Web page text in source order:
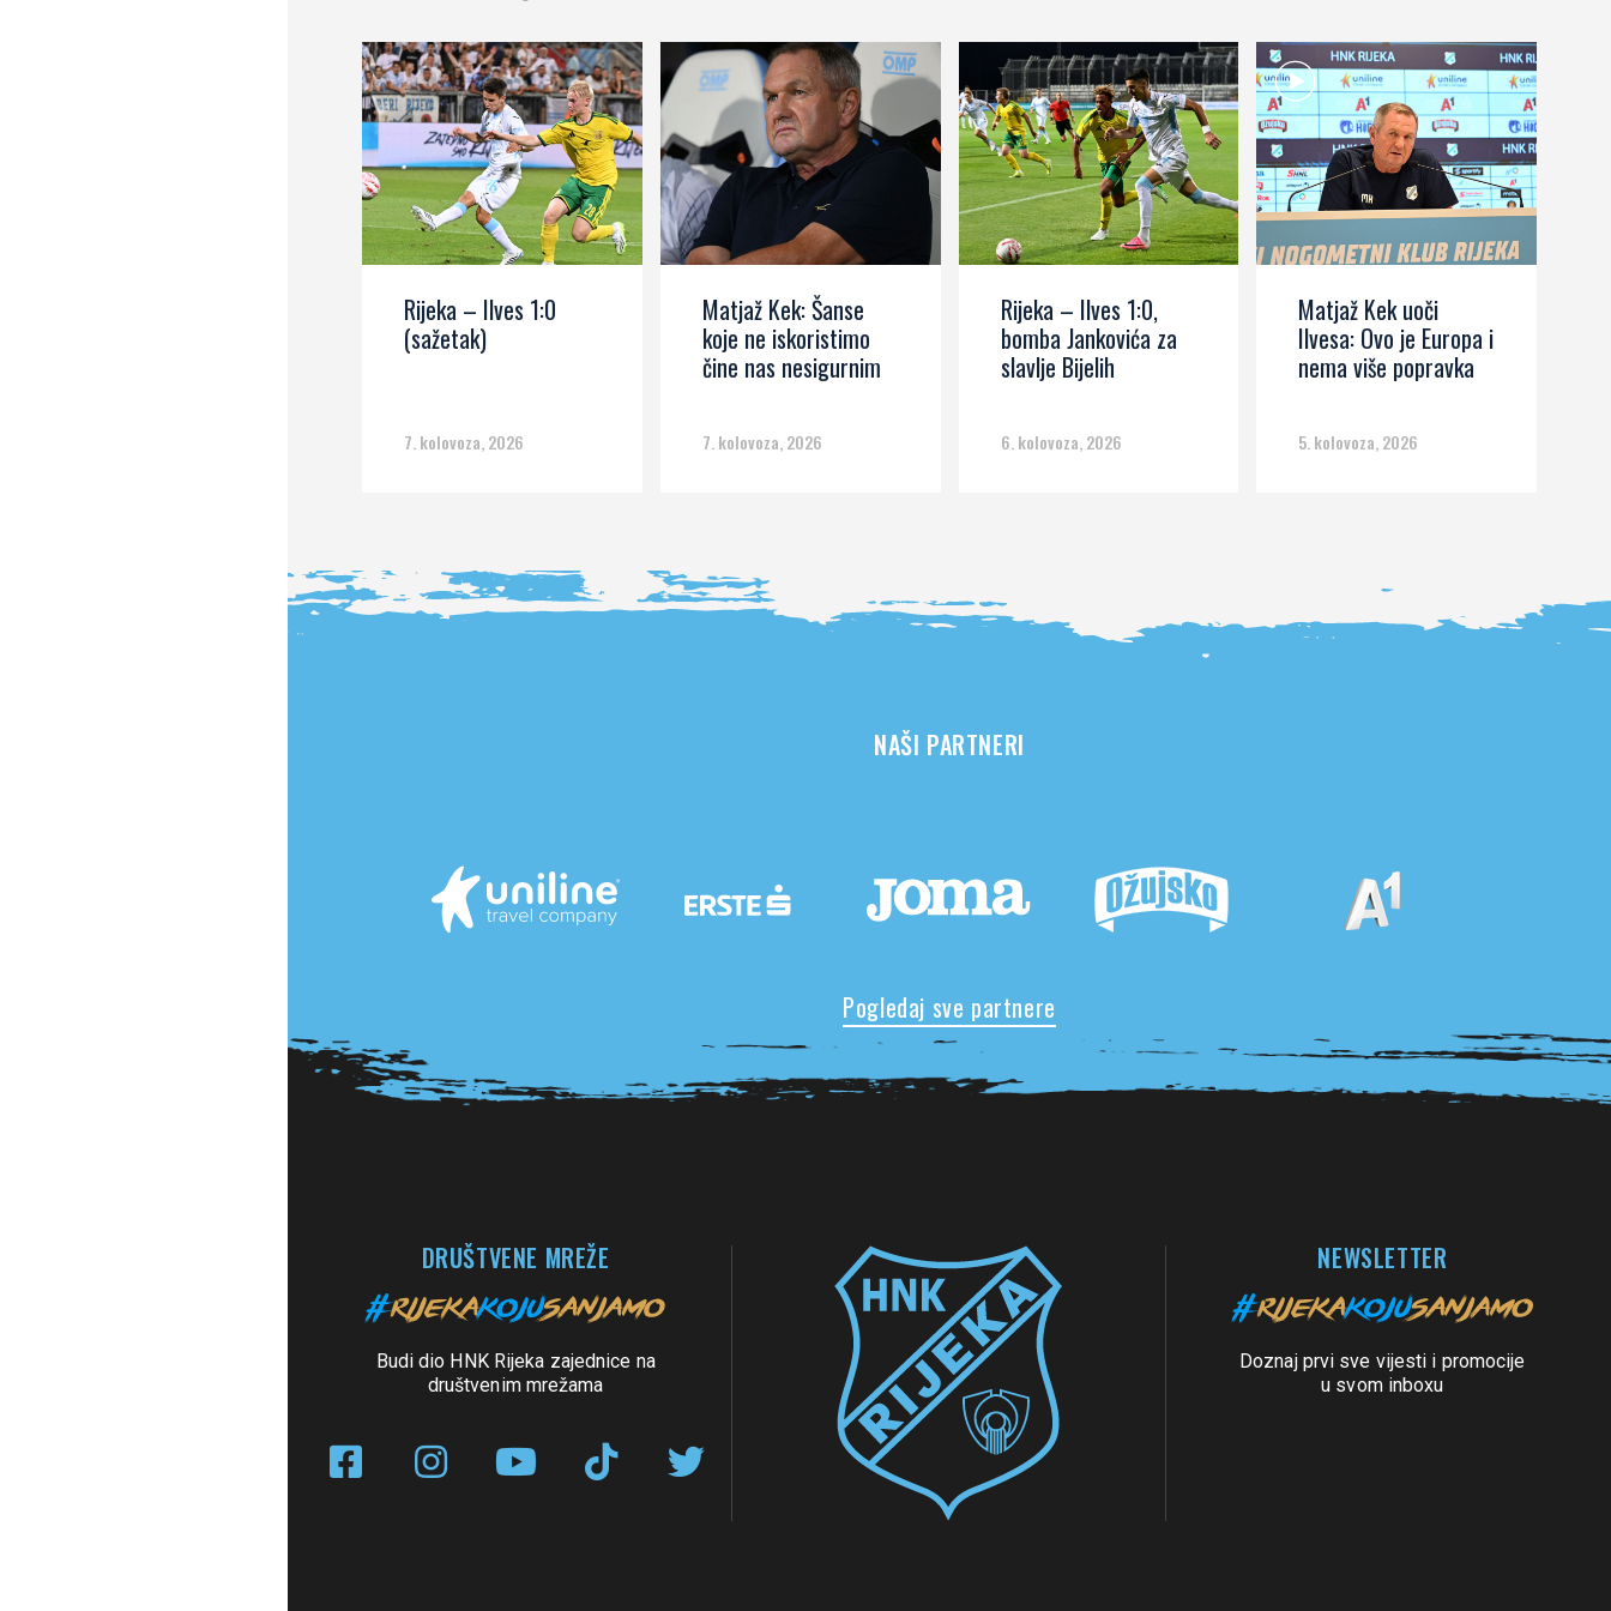
Rijeka – Ilves 1:0
(sažetak)
7. kolovoza, 2026
Matjaž Kek: Šanse
koje ne iskoristimo
čine nas nesigurnim
7. kolovoza, 2026
Rijeka – Ilves 1:0,
bomba Jankovića za
slavlje Bijelih
6. kolovoza, 2026
Matjaž Kek uoči
Ilvesa: Ovo je Europa i
nema više popravka
5. kolovoza, 2026
NAŠI PARTNERI
Pogledaj sve partnere
DRUŠTVENE MREŽE
Budi dio HNK Rijeka zajednice na
društvenim mrežama
NEWSLETTER
Doznaj prvi sve vijesti i promocije
u svom inboxu